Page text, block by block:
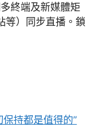
終端及新媒體矩
等）同步直播。鎖
保持都是值得的”